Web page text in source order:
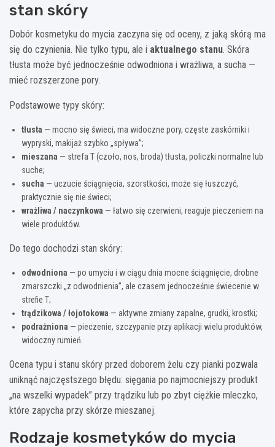
stan skóry
Dobór kosmetyku do mycia zaczyna się od oceny, z jaką skórą ma
się do czynienia. Nie tylko typu, ale i aktualnego stanu. Skóra
tłusta może być jednocześnie odwodniona i wrażliwa, a sucha —
mieć rozszerzone pory.
Podstawowe typy skóry:
tłusta — mocno się świeci, ma widoczne pory, częste zaskórniki i
wypryski, makijaż szybko „spływa”;
mieszana — strefa T (czoło, nos, broda) tłusta, policzki normalne lub
suche;
sucha — uczucie ściągnięcia, szorstkości, może się łuszczyć,
praktycznie się nie świeci;
wrażliwa / naczynkowa — łatwo się czerwieni, reaguje pieczeniem na
wiele produktów.
Do tego dochodzi stan skóry:
odwodniona — po umyciu i w ciągu dnia mocne ściągnięcie, drobne
zmarszczki „z odwodnienia”, ale czasem jednocześnie świecenie w
strefie T;
trądzikowa / łojotokowa — aktywne zmiany zapalne, grudki, krostki;
podrażniona — pieczenie, szczypanie przy aplikacji wielu produktów,
widoczny rumień.
Ocena typu i stanu skóry przed doborem żelu czy pianki pozwala
uniknąć najczęstszego błędu: sięgania po najmocniejszy produkt
„na wszelki wypadek” przy trądziku lub po zbyt ciężkie mleczko,
które zapycha przy skórze mieszanej.
Rodzaje kosmetyków do mycia